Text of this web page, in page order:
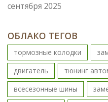
сентября 2025
ОБЛАКО ТЕГОВ
тормозные колодки
двигатель
тюнинг
всесезонные шины